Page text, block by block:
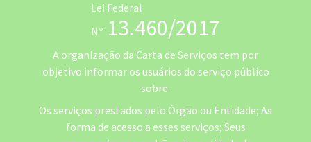
Lei Federal
Nº 13.460/2017
A organização da Carta de Serviços tem por
objetivo informar os usuários do serviço público
sobre:
Os serviços prestados pelo Órgão ou Entidade; As
forma de acesso a esses serviços; Seus